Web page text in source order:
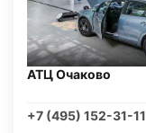
АТЦ Очаково
+7 (495) 152-31-11